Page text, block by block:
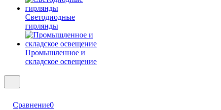
Светодиодные
гирлянды
Промышленное и
складское освещение
Сравнение0